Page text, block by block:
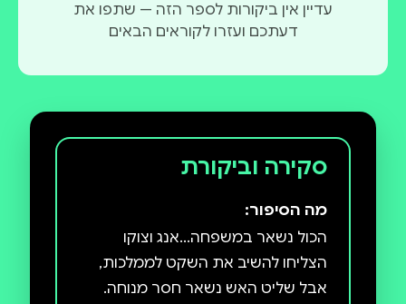
עדיין אין ביקורות לספר הזה — שתפו את
דעתכם ועזרו לקוראים הבאים
סקירה וביקורת
מה הסיפור:
הכול נשאר במשפחה...אנג וצוקו
הצליחו להשיב את השקט לממלכות,
אבל שליט האש נשאר חסר מנוחה.